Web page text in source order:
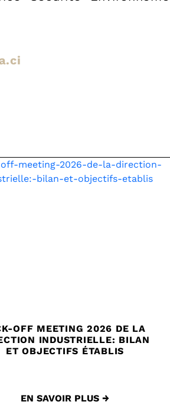
OFF MEETING 2026 DE LA
INDUSTRIELLE: BILAN
ET OBJECTIFS ÉTABLIS
EN SAVOIR PLUS →